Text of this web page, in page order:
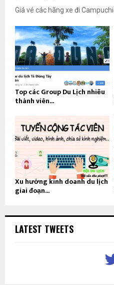
Giá vé các hãng xe đi
Top các Group Du Lịch nhiều
thành viên...
Xu hướng kinh doanh du lịch
giai đoạn...
LATEST TWEETS